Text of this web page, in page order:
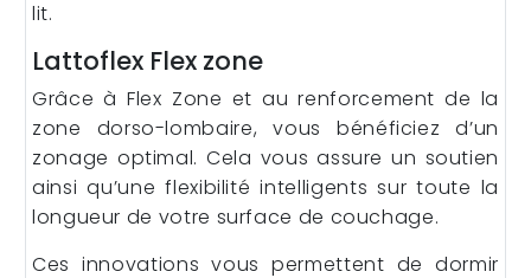
lit.
Lattoflex Flex zone
Grâce à Flex Zone et au renforcement de la
zone dorso-lombaire, vous bénéficiez d’un
zonage optimal. Cela vous assure un soutien
ainsi qu’une flexibilité intelligents sur toute la
longueur de votre surface de couchage.
Ces innovations vous permettent de dormir